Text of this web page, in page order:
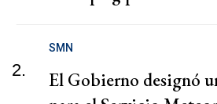
2.
SMN
El Gobierno designó